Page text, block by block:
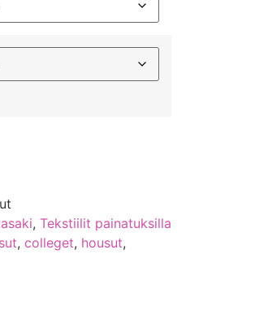
,Tekstiilit painatuksilla
,colleget, housut,